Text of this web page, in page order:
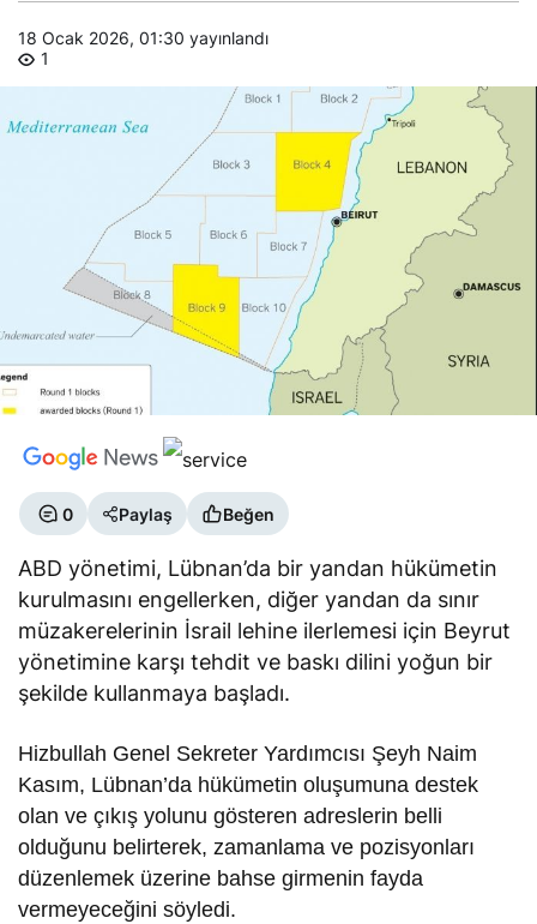
18 Ocak 2026, 01:30 yayınlandı
1
0 Paylaş Beğen
ABD yönetimi, Lübnan’da bir yandan hükümetin
kurulmasını engellerken, diğer yandan da sınır
müzakerelerinin İsrail lehine ilerlemesi için Beyrut
yönetimine karşı tehdit ve baskı dilini yoğun bir
şekilde kullanmaya başladı.
Hizbullah Genel Sekreter Yardımcısı Şeyh Naim
Kasım, Lübnan’da hükümetin oluşumuna destek
olan ve çıkış yolunu gösteren adreslerin belli
olduğunu belirterek, zamanlama ve pozisyonları
düzenlemek üzerine bahse girmenin fayda
vermeyeceğini söyledi.